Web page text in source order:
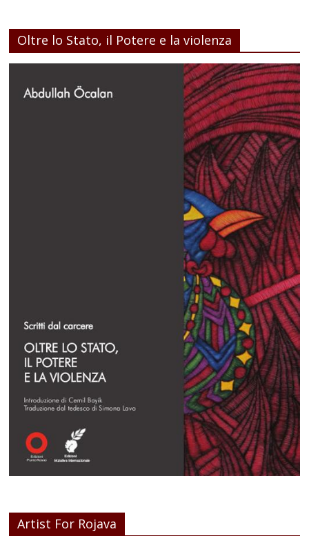
Oltre lo Stato, il Potere e la violenza
Artist For Rojava